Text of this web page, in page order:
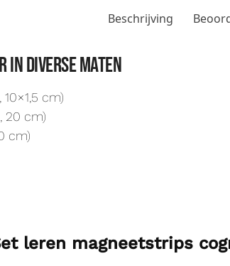
Beschrijving
in diverse maten
cm)
20 cm)
cm)
leren magneetstrips